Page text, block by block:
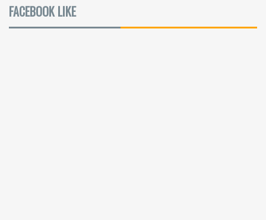
FACEBOOK LIKE